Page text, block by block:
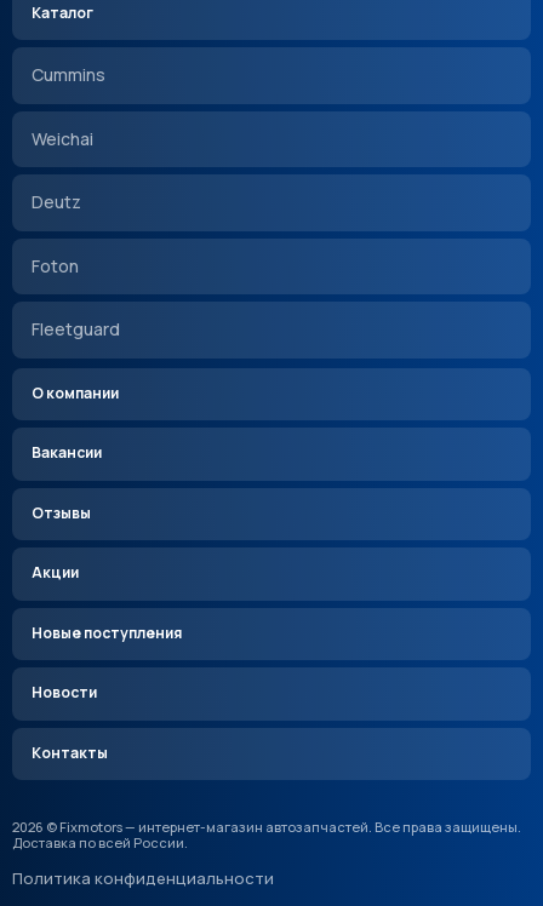
Каталог
Cummins
Weichai
Deutz
Foton
Fleetguard
О компании
Вакансии
Отзывы
Акции
Новые поступления
Новости
Контакты
2026 © Fixmotors — интернет-магазин автозапчастей. Все права защищены.
Доставка по всей России.
Политика конфиденциальности